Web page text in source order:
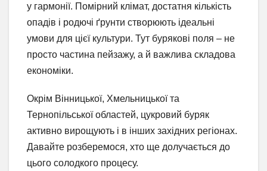
у гармонії. Помірний клімат, достатня кількість
опадів і родючі ґрунти створюють ідеальні
умови для цієї культури. Тут бурякові поля – не
просто частина пейзажу, а й важлива складова
економіки.
Окрім Вінницької, Хмельницької та
Тернопільської областей, цукровий буряк
активно вирощують і в інших західних регіонах.
Давайте розберемося, хто ще долучається до
цього солодкого процесу.